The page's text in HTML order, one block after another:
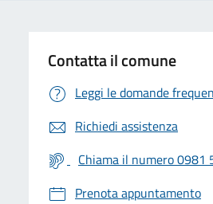
Contatta il comune
Leggi le domande
Richiedi assistenza
Chiama il numero 0981
Prenota appuntamento